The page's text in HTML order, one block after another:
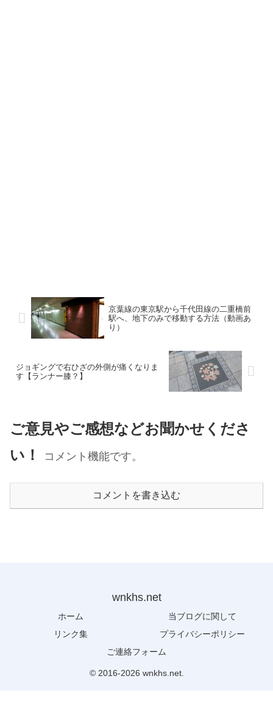
京葉線の東京駅から千代田線の二重橋前
駅へ、地下のみで移動する方法（動画あ
り）
ジョギングで右ひざの外側が痛くなりま
す【ランナー膝？】
ご意見やご感想などお聞かせくださ
い！
コメント機能です。
コメントを書き込む
wnkhs.net
ホーム
当ブログに関して
リンク集
プライバシーポリシー
ご連絡フォーム
© 2016-2026 wnkhs.net.